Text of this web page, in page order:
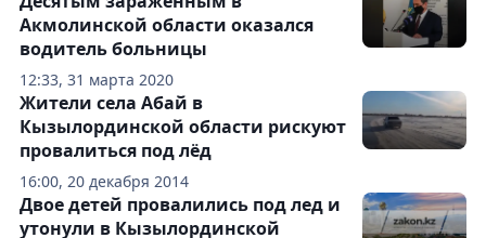
12:33, 31 марта 2020
Акмолинской области оказался
водитель больницы
16:00, 20 декабря 2014
Жители села Абай в
Кызылординской области рискуют
провалиться под лёд
Двое детей провалились под лед и
утонули в Кызылординской